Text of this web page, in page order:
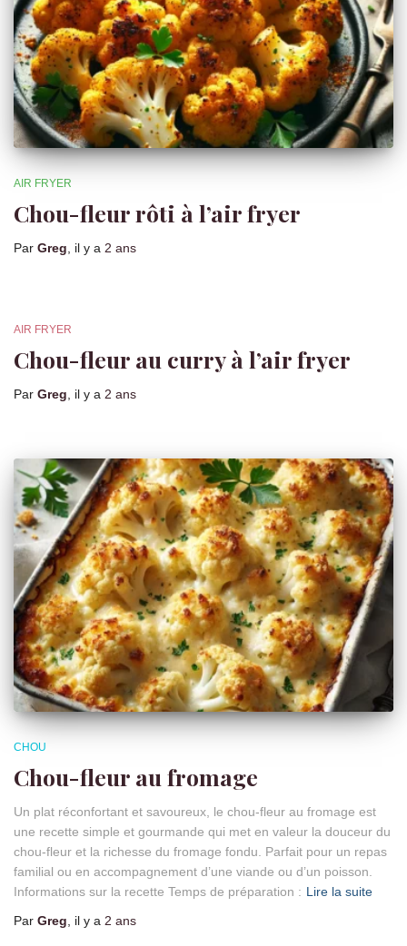
AIR FRYER
Chou-fleur rôti à l’air fryer
Par Greg, il y a 2 ans
AIR FRYER
Chou-fleur au curry à l’air fryer
Par Greg, il y a 2 ans
CHOU
Chou-fleur au fromage
Un plat réconfortant et savoureux, le chou-fleur au fromage est
une recette simple et gourmande qui met en valeur la douceur du
chou-fleur et la richesse du fromage fondu. Parfait pour un repas
familial ou en accompagnement d’une viande ou d’un poisson.
Informations sur la recette Temps de préparation : Lire la suite
Par Greg , il y a 2 ans